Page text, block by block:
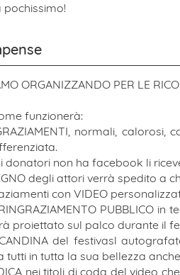
pochissimo!
ORGANIZZANDO PER LE
funzionerà:
normali,
donatori non ha facebook li
degli attori verrà spedito a
con VIDEO
PUBBLICO
proiettato sul palco durante il
del festivasl
tutti in tutta la sua bellezza
nei titoli di coda del video